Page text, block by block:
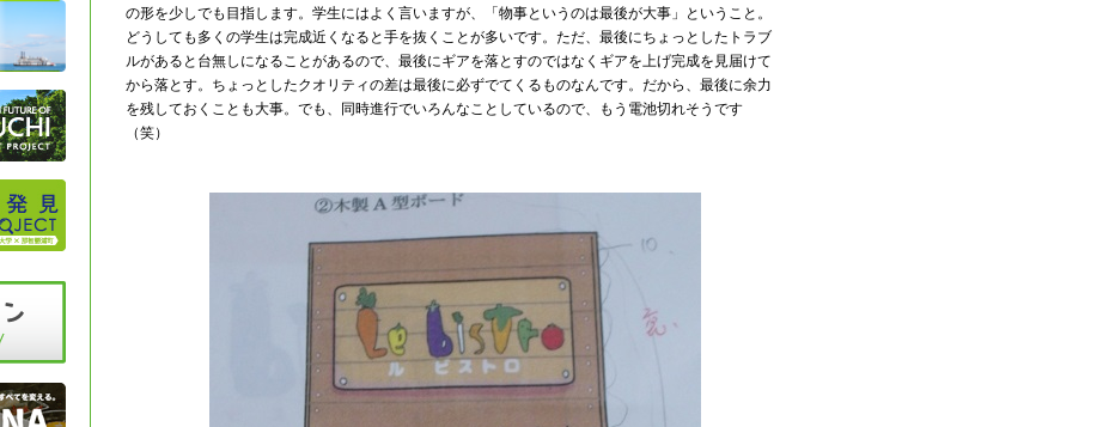
の形を少しでも目指します。学生にはよく言いますが、「物事というのは最後が大事」ということ。
どうしても多くの学生は完成近くなると手を抜くことが多いです。ただ、最後にちょっとしたトラブ
ルがあると台無しになることがあるので、最後にギアを落とすのではなくギアを上げ完成を見届けて
から落とす。ちょっとしたクオリティの差は最後に必ずでてくるものなんです。だから、最後に余力
を残しておくことも大事。でも、同時進行でいろんなことしているので、もう電池切れそうです
（笑）